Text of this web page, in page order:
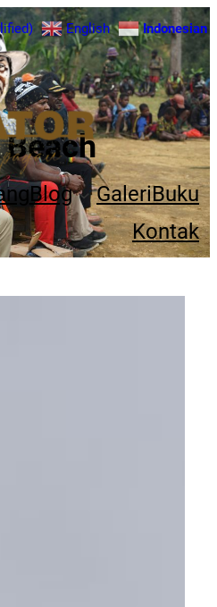
Blog GaleriBuku
Kontak
Beach
English Indonesian